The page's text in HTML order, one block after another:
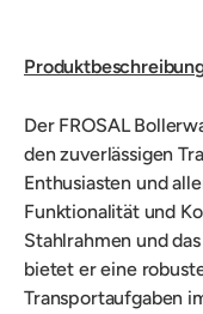
Der FROSAL
den zuverlässigen
Enthusiasten und
Funktionalität und
Stahlrahmen und
bietet er eine
Transportaufgaben